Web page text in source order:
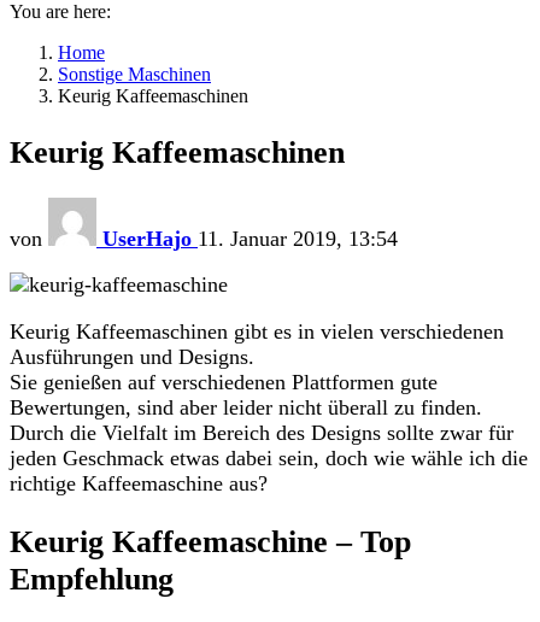
You are here:
Home
Sonstige Maschinen
Keurig Kaffeemaschinen
Keurig Kaffeemaschinen
von UserHajo 11. Januar 2019, 13:54
Keurig Kaffeemaschinen gibt es in vielen verschiedenen
Ausführungen und Designs.
Sie genießen auf verschiedenen Plattformen gute
Bewertungen, sind aber leider nicht überall zu finden.
Durch die Vielfalt im Bereich des Designs sollte zwar für
jeden Geschmack etwas dabei sein, doch wie wähle ich die
richtige Kaffeemaschine aus?
Keurig Kaffeemaschine – Top
Empfehlung